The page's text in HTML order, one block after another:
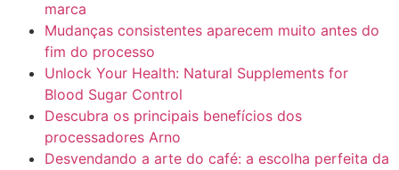
marca
Mudanças consistentes aparecem muito antes do
fim do processo
Unlock Your Health: Natural Supplements for
Blood Sugar Control
Descubra os principais benefícios dos
processadores Arno
Desvendando a arte do café: a escolha perfeita da